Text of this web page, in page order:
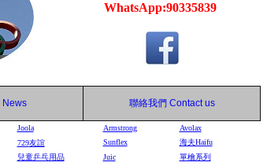
WhatsApp:90335839
News 聯絡我們 Contact us
Joola Armstrong
Avolax
729友誼 Sunflex
海夫Haifu
兒童乒乓用品 Juic
單檜系列